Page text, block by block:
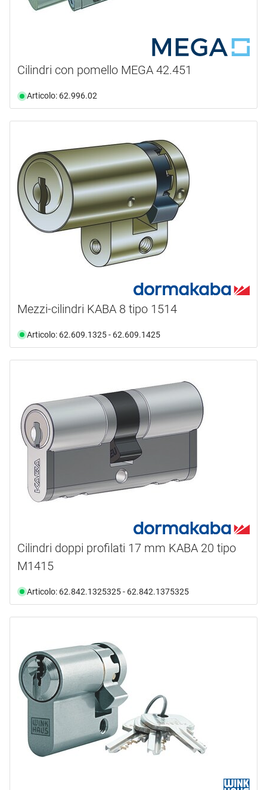
Cilindri con pomello MEGA 42.451
Articolo: 62.996.02
Mezzi-cilindri KABA 8 tipo 1514
Articolo: 62.609.1325 - 62.609.1425
Cilindri doppi profilati 17 mm KABA 20 tipo
M1415
Articolo: 62.842.1325325 - 62.842.1375325